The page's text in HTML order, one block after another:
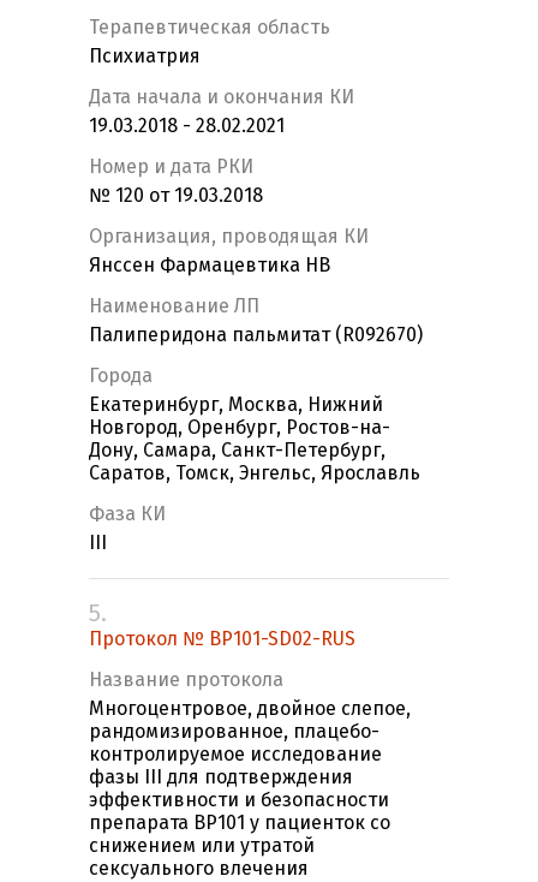
Терапевтическая область
Психиатрия
Дата начала и окончания КИ
19.03.2018 - 28.02.2021
Номер и дата РКИ
№ 120 от 19.03.2018
Организация, проводящая КИ
Янссен Фармацевтика НВ
Наименование ЛП
Палиперидона пальмитат (R092670)
Города
Екатеринбург, Москва, Нижний
Новгород, Оренбург, Ростов-на-
Дону, Самара, Санкт-Петербург,
Саратов, Томск, Энгельс, Ярославль
Фаза КИ
5.
Протокол № BP101-SD02-RUS
Название протокола
Многоцентровое, двойное слепое,
рандомизированное, плацебо-
контролируемое исследование
фазы III для подтверждения
эффективности и безопасности
препарата BP101 у пациенток со
снижением или утратой
сексуального влечения